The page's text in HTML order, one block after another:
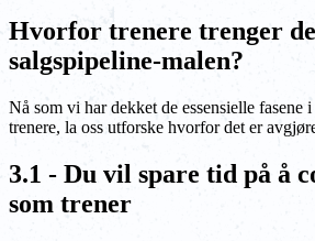
Hvorfor trenere trenger
salgspipeline-malen?
Nå som vi har dekket de essensielle fasene
trenere, la oss utforske hvorfor det er
3.1 - Du vil spare tid på å
som trener